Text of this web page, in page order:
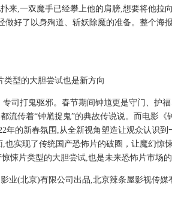
来,一双魔手已经攀上他的肩膀,想要将他拉
做好了以身殉道、斩妖除魔的准备。整个海
型的大胆尝试也是新方向
司打鬼驱邪。春节期间钟馗更是守门、护
流传着“钟馗捉鬼”的典故传说说。而电影《
年的新春氛围,从全新视角塑造让观众认识
实现了传统国产恐怖片的破圈，让魔幻惊
悚片类型的大胆尝试,也是未来恐怖片市场的
业(北京)有限公司出品,北京辣条屋影视传媒